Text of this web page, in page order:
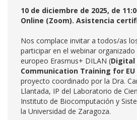
10 de diciembre de 2025, de
Online (Zoom). Asistencia
Nos complace invitar a todos/as
participar en el webinar
europeo Erasmus+ DILAN (Digital
Communication Training for
proyecto coordinado por la Dra.
Llantada, IP del Laboratorio de
Instituto de Biocomputación y
la Universidad de Zaragoza.